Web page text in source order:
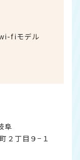
fiモデル
阜
２丁目９−１